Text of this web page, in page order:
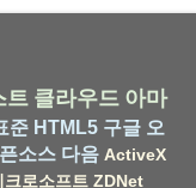
트 클라우드 아마
준 HTML5 구글 오
소스 다음 ActiveX
크로소프트 ZDNet